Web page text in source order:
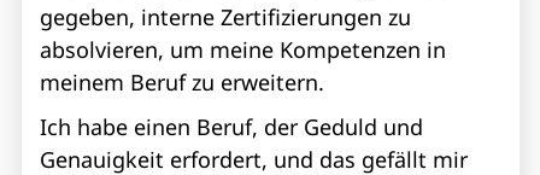
gegeben, interne Zertifizierungen zu
absolvieren, um meine Kompetenzen in
meinem Beruf zu erweitern.
Ich habe einen Beruf, der Geduld und
Genauigkeit erfordert, und das gefällt mir